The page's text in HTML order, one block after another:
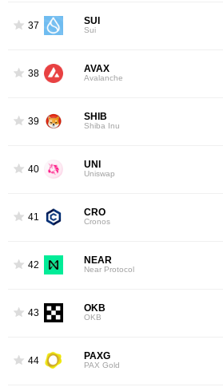
37 SUI
Sui
38 AVAX
Avalanche
39 SHIB
Shiba Inu
40 UNI
Uniswap
41 CRO
Cronos
42 NEAR
Near Protocol
43 OKB
OKB
44 PAXG
PAX Gold